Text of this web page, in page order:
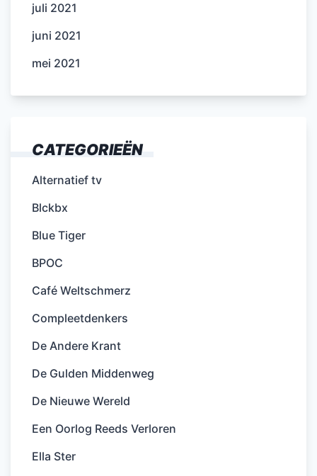
juli 2021
juni 2021
mei 2021
CATEGORIEËN
Alternatief tv
Blckbx
Blue Tiger
BPOC
Café Weltschmerz
Compleetdenkers
De Andere Krant
De Gulden Middenweg
De Nieuwe Wereld
Een Oorlog Reeds Verloren
Ella Ster